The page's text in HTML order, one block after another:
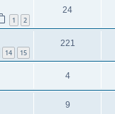
1 2
24
14 15
221
4
9